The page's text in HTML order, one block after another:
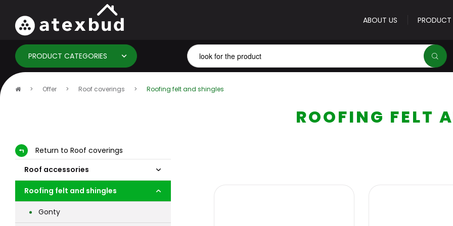
ABOUT US PRODUCT
PRODUCT CATEGORIES
E-mail address*
Home
Offer Roof coverings Roofing felt and shingles
Return to Roof coverings
Roof accessories
Roofing felt and shingles
Gonty
ROOFING FELT